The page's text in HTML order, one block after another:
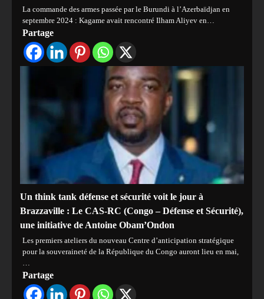
‎‎La commande des armes passée par le Burundi à l’Azerbaïdjan en
septembre 2024 : Kagame avait rencontré Ilham Aliyev en…
Partage
Un think tank défense et sécurité voit le jour à
Brazzaville : Le CAS-RC (Congo – Défense et Sécurité),
une initiative de Antoine Obam’Ondon
Les premiers ateliers du nouveau Centre d’anticipation stratégique
pour la souveraineté de la République du Congo auront lieu en mai,
…
Partage